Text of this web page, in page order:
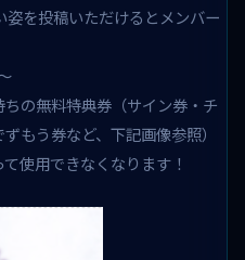
を投稿いただけるとメンバー
の無料特典券（サイン券・チ
もう券など、下記画像参照）
使用できなくなります！